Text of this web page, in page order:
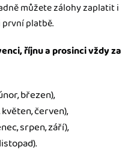
můžete zálohy zaplatit i
platbě.
říjnu a prosinci vždy za
březen),
červen),
srpen, září),